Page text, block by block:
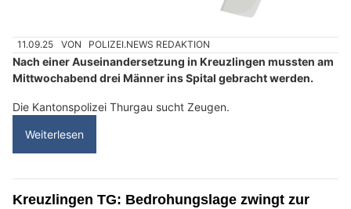
11.09.25 VON POLIZEI.NEWS REDAKTION
Nach einer Auseinandersetzung in Kreuzlingen mussten am
Mittwochabend drei Männer ins Spital gebracht werden.
Die Kantonspolizei Thurgau sucht Zeugen.
Weiterlesen
Kreuzlingen TG: Bedrohungslage zwingt zur